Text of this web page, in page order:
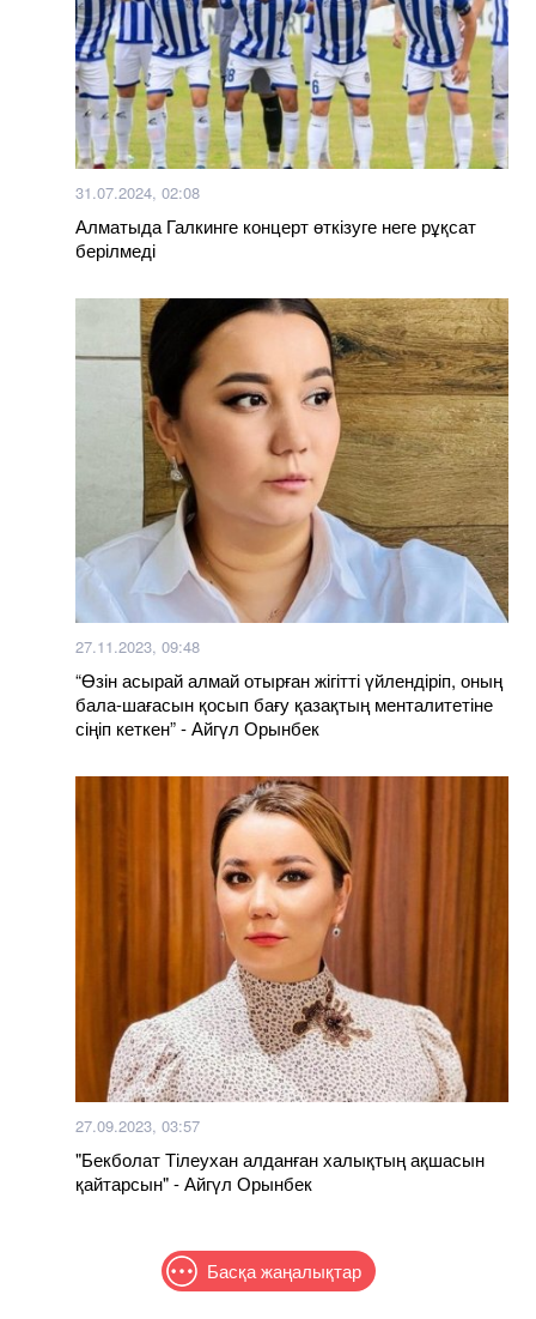
31.07.2024, 02:08
Алматыда Галкинге концерт өткізуге неге рұқсат
берілмеді
27.11.2023, 09:48
“Өзін асырай алмай отырған жігітті үйлендіріп, оның
бала-шағасын қосып бағу қазақтың менталитетіне
сіңіп кеткен” - Айгүл Орынбек
27.09.2023, 03:57
"Бекболат Тілеухан алданған халықтың ақшасын
қайтарсын" - Айгүл Орынбек
Басқа жаңалықтар